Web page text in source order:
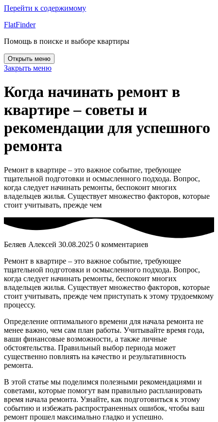
Перейти к содержимому
FlatFinder
Помощь в поиске и выборе квартиры
Открыть меню
Закрыть меню
Когда начинать ремонт в
квартире – советы и
рекомендации для успешного
ремонта
Ремонт в квартире – это важное событие, требующее
тщательной подготовки и осмысленного подхода. Вопрос,
когда следует начинать ремонты, беспокоит многих
владельцев жилья. Существует множество факторов, которые
стоит учитывать, прежде чем
Беляев Алексей 30.08.2025 0 комментариев
Ремонт в квартире – это важное событие, требующее
тщательной подготовки и осмысленного подхода. Вопрос,
когда следует начинать ремонты, беспокоит многих
владельцев жилья. Существует множество факторов, которые
стоит учитывать, прежде чем приступать к этому трудоемкому
процессу.
Определение оптимального времени для начала ремонта не
менее важно, чем сам план работы. Учитывайте время года,
ваши финансовые возможности, а также личные
обстоятельства. Правильный выбор периода может
существенно повлиять на качество и результативность
ремонта.
В этой статье мы поделимся полезными рекомендациями и
советами, которые помогут вам правильно распланировать
время начала ремонта. Узнайте, как подготовиться к этому
событию и избежать распространенных ошибок, чтобы ваш
ремонт прошел максимально гладко и успешно.